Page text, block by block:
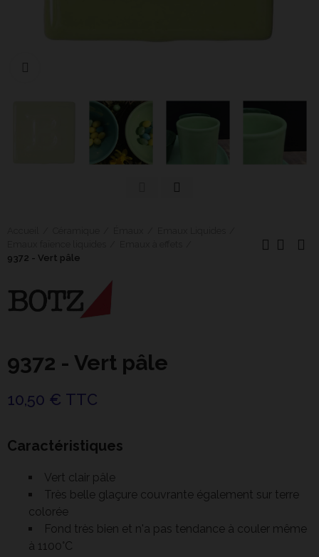
9372 - Vert pâle
9372 - Vert pâle
10,50 € TTC
Caractéristiques
Vert clair pâle
Très belle glaçure couvrante également sur terre
colorée
Fond très bien et n'a pas tendance à couler même
à 1100°C